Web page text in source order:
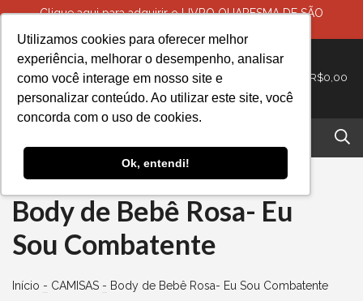
Utilizamos cookies para oferecer melhor
experiência, melhorar o desempenho, analisar
como você interage em nosso site e
personalizar conteúdo. Ao utilizar este site, você
concorda com o uso de cookies.
Ok, entendi!
Clique aqui para adquirir o LIVRO QUARESMA DE SÃO
R$0,00
Body de Bebê Rosa- Eu
Sou Combatente
Início - CAMISAS - Body de Bebê Rosa- Eu Sou Combatente